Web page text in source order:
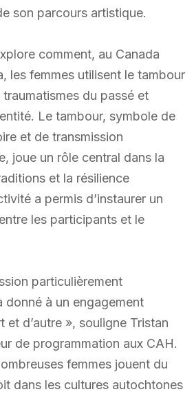
son parcours artistique.
comment, au Canada
les femmes utilisent le tambour
du passé et
Le tambour, symbole de
et de transmission
joue un rôle central dans la
et la résilience
a permis d’instaurer un
les participants et le
particulièrement
donné à un engagement
et d’autre », souligne Tristan
de programmation aux CAH.
femmes jouent du
dans les cultures autochtones